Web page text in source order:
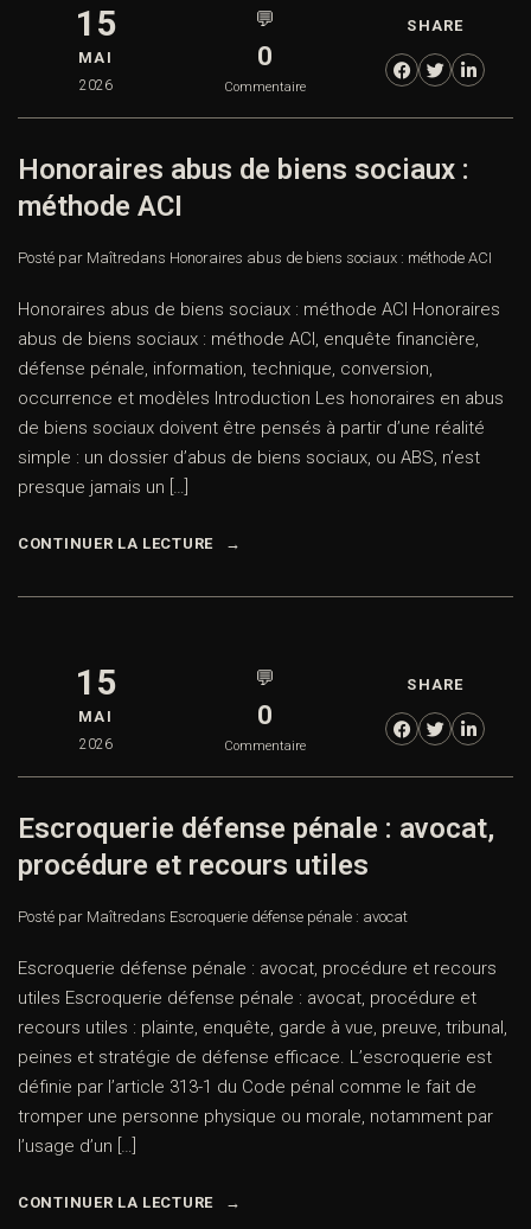
15
MAI
2026
💬
0
Commentaire
SHARE
Honoraires abus de biens sociaux :
méthode ACI
Posté par Maîtredans Honoraires abus de biens sociaux : méthode ACI
Honoraires abus de biens sociaux : méthode ACI Honoraires
abus de biens sociaux : méthode ACI, enquête financière,
défense pénale, information, technique, conversion,
occurrence et modèles Introduction Les honoraires en abus
de biens sociaux doivent être pensés à partir d’une réalité
simple : un dossier d’abus de biens sociaux, ou ABS, n’est
presque jamais un […]
CONTINUER LA LECTURE
15
MAI
2026
💬
0
Commentaire
SHARE
Escroquerie défense pénale : avocat,
procédure et recours utiles
Posté par Maîtredans Escroquerie défense pénale : avocat
Escroquerie défense pénale : avocat, procédure et recours
utiles Escroquerie défense pénale : avocat, procédure et
recours utiles : plainte, enquête, garde à vue, preuve, tribunal,
peines et stratégie de défense efficace. L’escroquerie est
définie par l’article 313-1 du Code pénal comme le fait de
tromper une personne physique ou morale, notamment par
l’usage d’un […]
CONTINUER LA LECTURE